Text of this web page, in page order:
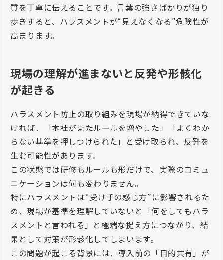
質を丁寧に伝えることです。言葉の強さばかりが独り
歩きすると、ハラスメントが“見えなくなる”危険性が
高まります。
現場の理解が進まないと反発や形骸化
が起きる
ハラスメント防止の取り組みを現場が納得できていな
ければ、「本社がまたルールを増やした」「よくわか
らない基準を押しつけられた」と受け取られ、反発を
生む可能性があります。
この状態では研修もルールも形だけで、実際のコミュ
ニケーションは何も変わりません。
特にハラスメントは“受け手の感じ方”に影響されるた
め、現場が基準を理解していないと「何をしてもハラ
スメントと言われる」と極端な捉え方につながり、結
果として対策が形骸化してしまいます。
この問題が起こる背景には、導入前の「目的共有」が